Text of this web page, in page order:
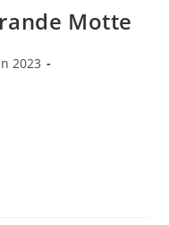
Motte
2023